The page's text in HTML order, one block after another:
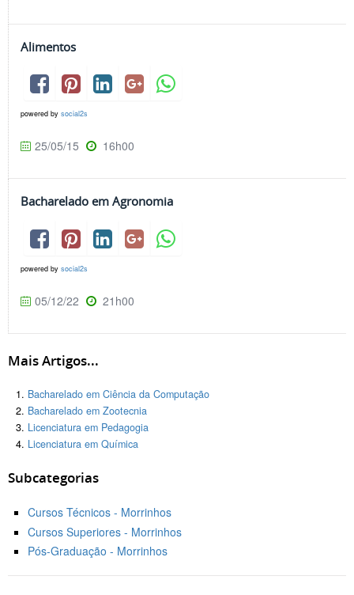
Alimentos
powered by social2s
25/05/15 16h00
Bacharelado em Agronomia
powered by social2s
05/12/22 21h00
Mais Artigos...
Bacharelado em Ciência da Computação
Bacharelado em Zootecnia
Licenciatura em Pedagogia
Licenciatura em Química
Subcategorias
Cursos Técnicos - Morrinhos
Cursos Superiores - Morrinhos
Pós-Graduação - Morrinhos